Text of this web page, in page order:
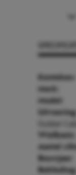
Next
Kenteken:
Merk:
Model:
Uitvoering:
Dubbel
Wielbasis:
Aantal
Bouwjaar:
Bekleding: